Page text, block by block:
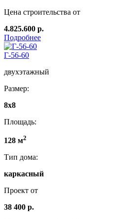
Цена строительства от
4.825.600 р.
Подробнее
Г-56-60
двухэтажный
Размер:
8x8
Площадь:
128 м2
Тип дома:
каркасный
Проект от
38 400 р.